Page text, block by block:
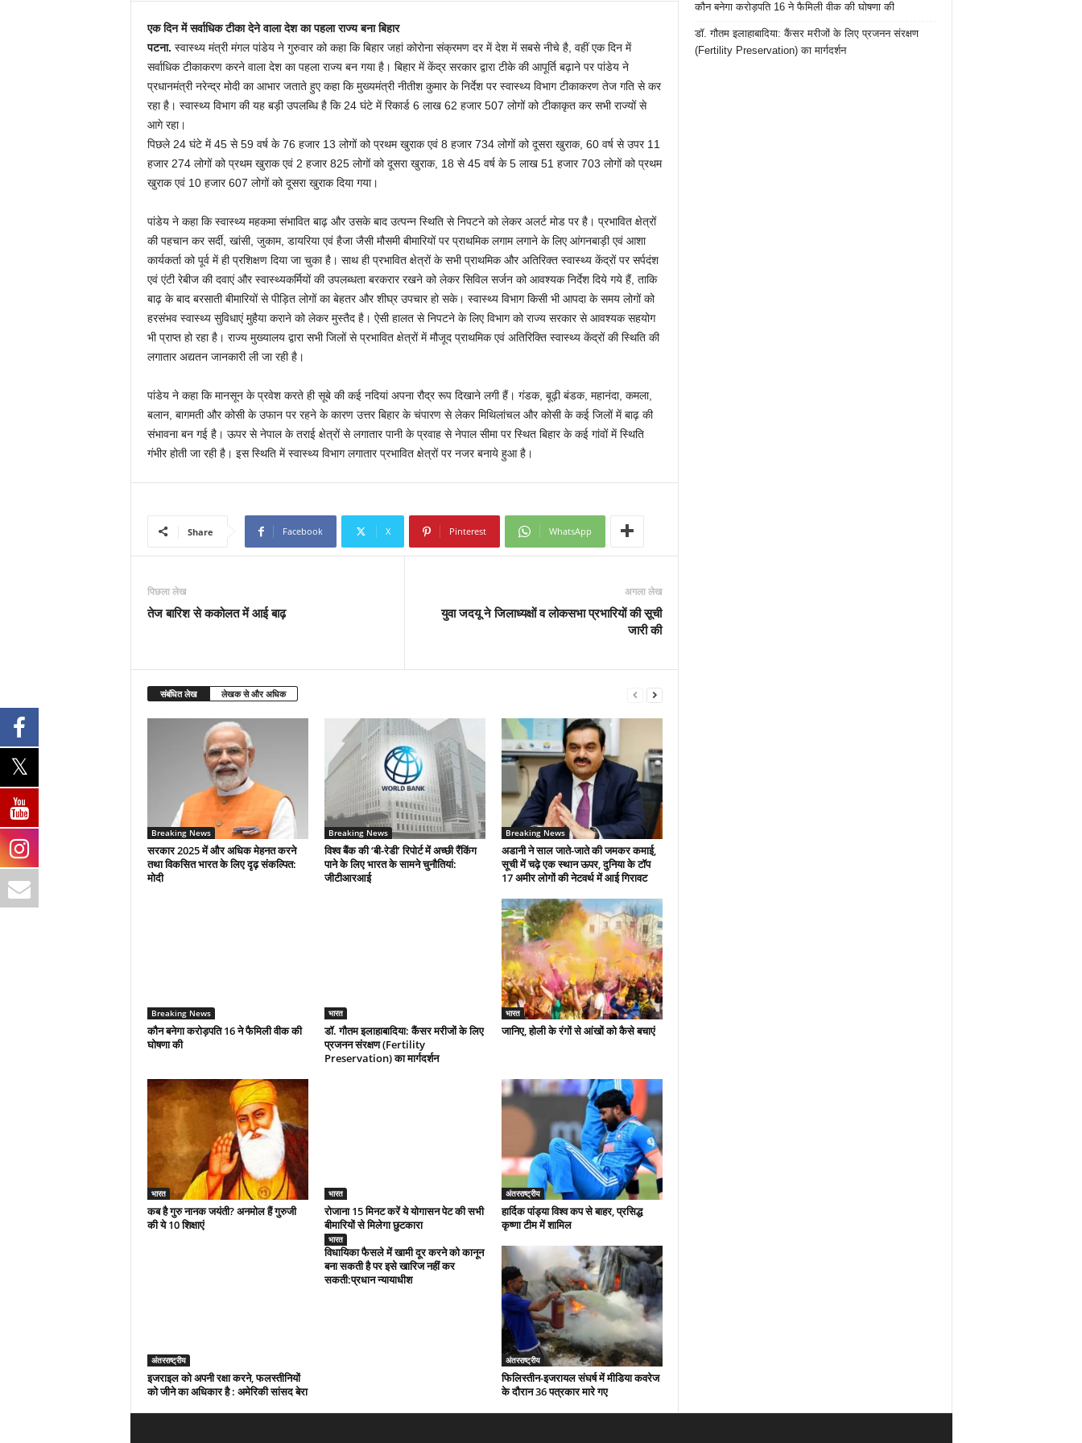
एक दिन में सर्वाधिक टीका देने वाला देश का पहला राज्य बना बिहार
पटना. स्वास्थ्य मंत्री मंगल पांडेय ने गुरुवार को कहा कि बिहार जहां कोरोना संक्रमण दर में देश में सबसे नीचे है, वहीं एक दिन में
सर्वाधिक टीकाकरण करने वाला देश का पहला राज्य बन गया है। बिहार में केंद्र सरकार द्वारा टीके की आपूर्ति बढ़ाने पर पांडेय ने
प्रधानमंत्री नरेन्द्र मोदी का आभार जताते हुए कहा कि मुख्यमंत्री नीतीश कुमार के निर्देश पर स्वास्थ्य विभाग टीकाकरण तेज गति से कर
रहा है। स्वास्थ्य विभाग की यह बड़ी उपलब्धि है कि 24 घंटे में रिकार्ड 6 लाख 62 हजार 507 लोगों को टीकाकृत कर सभी राज्यों से
आगे रहा।
पिछले 24 घंटे में 45 से 59 वर्ष के 76 हजार 13 लोगों को प्रथम खुराक एवं 8 हजार 734 लोगों को दूसरा खुराक, 60 वर्ष से उपर 11
हजार 274 लोगों को प्रथम खुराक एवं 2 हजार 825 लोगों को दूसरा खुराक, 18 से 45 वर्ष के 5 लाख 51 हजार 703 लोगों को प्रथम
खुराक एवं 10 हजार 607 लोगों को दूसरा खुराक दिया गया।
पांडेय ने कहा कि स्वास्थ्य महकमा संभावित बाढ़ और उसके बाद उत्पन्न स्थिति से निपटने को लेकर अलर्ट मोड पर है। प्रभावित क्षेत्रों
की पहचान कर सर्दी, खांसी, जुकाम, डायरिया एवं हैजा जैसी मौसमी बीमारियों पर प्राथमिक लगाम लगाने के लिए आंगनबाड़ी एवं आशा
कार्यकर्ता को पूर्व में ही प्रशिक्षण दिया जा चुका है। साथ ही प्रभावित क्षेत्रों के सभी प्राथमिक और अतिरिक्त स्वास्थ्य केंद्रों पर सर्पदंश
एवं एंटी रेबीज की दवाएं और स्वास्थ्यकर्मियों की उपलब्धता बरकरार रखने को लेकर सिविल सर्जन को आवश्यक निर्देश दिये गये हैं, ताकि
बाढ़ के बाद बरसाती बीमारियों से पीड़ित लोगों का बेहतर और शीघ्र उपचार हो सके। स्वास्थ्य विभाग किसी भी आपदा के समय लोगों को
हरसंभव स्वास्थ्य सुविधाएं मुहैया कराने को लेकर मुस्तैद है। ऐसी हालत से निपटने के लिए विभाग को राज्य सरकार से आवश्यक सहयोग
भी प्राप्त हो रहा है। राज्य मुख्यालय द्वारा सभी जिलों से प्रभावित क्षेत्रों में मौजूद प्राथमिक एवं अतिरिक्ति स्वास्थ्य केंद्रों की स्थिति की
लगातार अद्यतन जानकारी ली जा रही है।
पांडेय ने कहा कि मानसून के प्रवेश करते ही सूबे की कई नदियां अपना रौद्र रूप दिखाने लगी हैं। गंडक, बूढ़ी बंडक, महानंदा, कमला,
बलान, बागमती और कोसी के उफान पर रहने के कारण उत्तर बिहार के चंपारण से लेकर मिथिलांचल और कोसी के कई जिलों में बाढ़ की
संभावना बन गई है। ऊपर से नेपाल के तराई क्षेत्रों से लगातार पानी के प्रवाह से नेपाल सीमा पर स्थित बिहार के कई गांवों में स्थिति
गंभीर होती जा रही है। इस स्थिति में स्वास्थ्य विभाग लगातार प्रभावित क्षेत्रों पर नजर बनाये हुआ है।
Share Facebook X Pinterest WhatsApp
पिछला लेख
तेज बारिश से ककोलत में आई बाढ़
अगला लेख
युवा जदयू ने जिलाध्यक्षों व लोकसभा प्रभारियों की सूची
जारी की
संबंधित लेख लेखक से और अधिक
Breaking News
सरकार 2025 में और अधिक मेहनत करने
तथा विकसित भारत के लिए दृढ़ संकल्पित:
माेदी
Breaking News
विश्व बैंक की ‘बी-रेडी’ रिपोर्ट में अच्छी रैंकिंग
पाने के लिए भारत के सामने चुनौतियां:
जीटीआरआई
Breaking News
अडानी ने साल जाते-जाते की जमकर कमाई,
सूची में चढ़े एक स्थान ऊपर, दुनिया के टॉप
17 अमीर लोगों की नेटवर्थ में आई गिरावट
Breaking News
कौन बनेगा करोड़पति 16 ने फैमिली वीक की
घोषणा की
भारत
डॉ. गौतम इलाहाबादिया: कैंसर मरीजों के लिए
प्रजनन संरक्षण (Fertility
Preservation) का मार्गदर्शन
भारत
जानिए, होली के रंगों से आंखों को कैसे बचाएं
भारत
कब है गुरु नानक जयंती? अनमोल हैं गुरुजी
की ये 10 शिक्षाएं
भारत
रोजाना 15 मिनट करें ये योगासन पेट की सभी
बीमारियों से मिलेगा छुटकारा
अंतरराष्ट्रीय
हार्दिक पांड्या विश्व कप से बाहर, प्रसिद्ध
कृष्णा टीम में शामिल
अंतरराष्ट्रीय
इजराइल को अपनी रक्षा करने, फलस्तीनियों
को जीने का अधिकार है : अमेरिकी सांसद बेरा
भारत
विधायिका फैसले में खामी दूर करने को कानून
बना सकती है पर इसे खारिज नहीं कर
सकती:प्रधान न्यायाधीश
अंतरराष्ट्रीय
फिलिस्तीन-इजरायल संघर्ष में मीडिया कवरेज
के दौरान 36 पत्रकार मारे गए
कौन बनेगा करोड़पति 16 ने फैमिली वीक की घोषणा की
डॉ. गौतम इलाहाबादिया: कैंसर मरीजों के लिए प्रजनन संरक्षण
(Fertility Preservation) का मार्गदर्शन